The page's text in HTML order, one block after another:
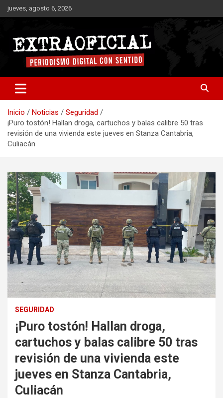
Saltar
al
jueves, agosto 6, 2026
Extraoficial
Inicio Noticias
Seguridad
¡Puro tostón! Hallan droga, cartuchos y balas calibre 50 tras
revisión de una vivienda este jueves en Stanza Cantabria,
Culiacán
SEGURIDAD
¡Puro tostón! Hallan droga,
cartuchos y balas calibre 50 tras
revisión de una vivienda este
jueves en Stanza Cantabria,
Culiacán